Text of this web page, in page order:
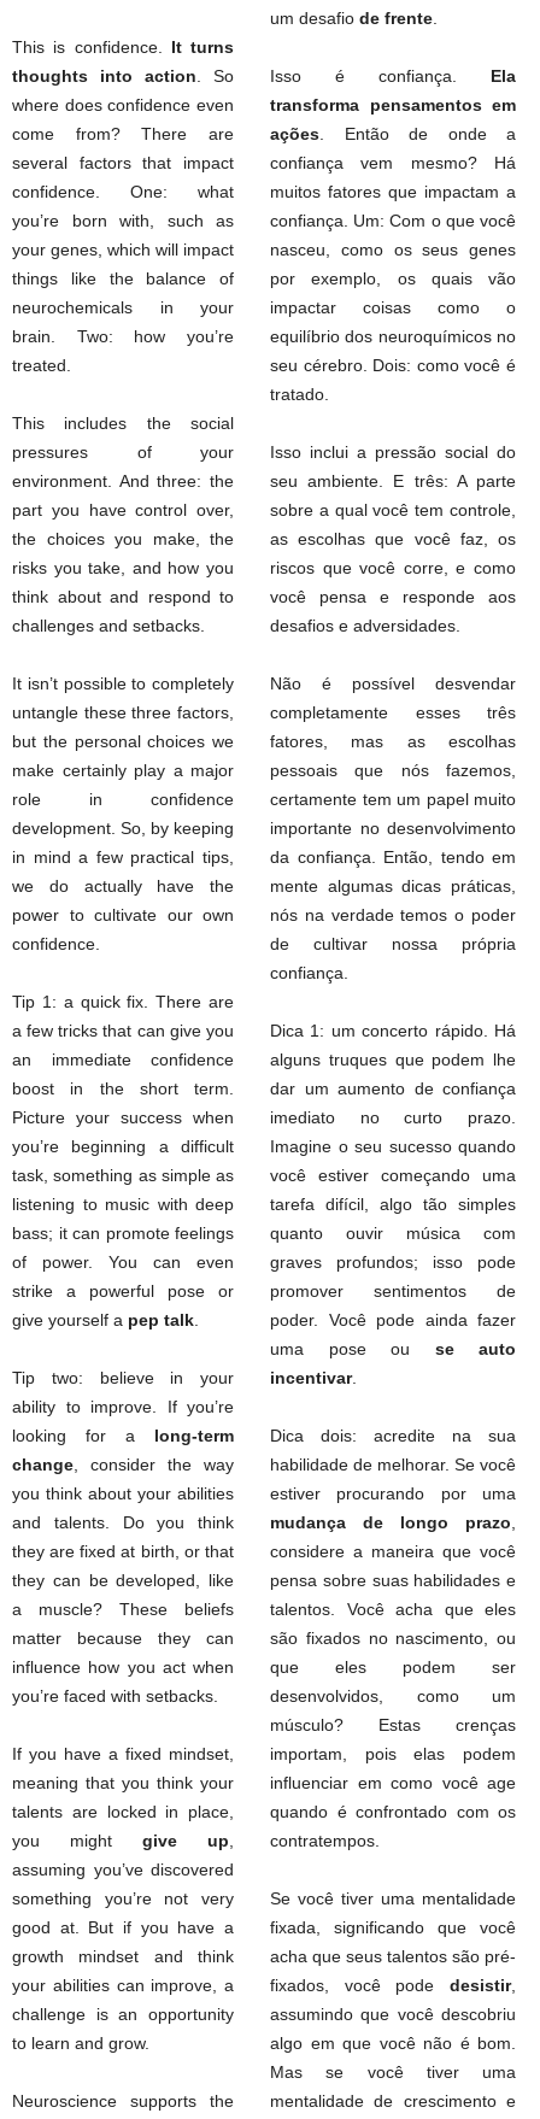
This is confidence. It turns
thoughts into action . So
where does confidence even
come from? There are
several factors that impact
confidence. One: what
you’re born with, such as
your genes, which will impact
things like the balance of
neurochemicals in your
brain. Two: how you’re
treated.
This includes the social
pressures of your
environment. And three: the
part you have control over,
the choices you make, the
risks you take, and how you
think about and respond to
challenges and setbacks.
It isn’t possible to completely
untangle these three factors,
but the personal choices we
make certainly play a major
role in confidence
development. So, by keeping
in mind a few practical tips,
we do actually have the
power to cultivate our own
confidence.
Tip 1: a quick fix. There are
a few tricks that can give you
an immediate confidence
boost in the short term.
Picture your success when
you’re beginning a difficult
task, something as simple as
listening to music with deep
bass; it can promote feelings
of power. You can even
strike a powerful pose or
give yourself a pep talk
Tip two: believe in your
ability to improve. If you’re
looking for a long-term
change , consider the way
you think about your abilities
and talents. Do you think
they are fixed at birth, or that
they can be developed, like
a muscle? These beliefs
matter because they can
influence how you act when
you’re faced with setbacks.
If you have a fixed mindset,
meaning that you think your
talents are locked in place,
you might give up
assuming you’ve discovered
something you’re not very
good at. But if you have a
growth mindset and think
your abilities can improve, a
challenge is an opportunity
to learn and grow.
Neuroscience supports the
um desafio de frente
Isso é confiança. Ela
transforma pensamentos em
ações . Então de onde a
confiança vem mesmo? Há
muitos fatores que impactam a
confiança. Um: Com o que você
nasceu, como os seus genes
por exemplo, os quais vão
impactar coisas como o
equilíbrio dos neuroquímicos no
seu cérebro. Dois: como você é
tratado.
Isso inclui a pressão social do
seu ambiente. E três: A parte
sobre a qual você tem controle,
as escolhas que você faz, os
riscos que você corre, e como
você pensa e responde aos
desafios e adversidades.
Não é possível desvendar
completamente esses três
fatores, mas as escolhas
pessoais que nós fazemos,
certamente tem um papel muito
importante no desenvolvimento
da confiança. Então, tendo em
mente algumas dicas práticas,
nós na verdade temos o poder
de cultivar nossa própria
confiança.
Dica 1: um concerto rápido. Há
alguns truques que podem lhe
dar um aumento de confiança
imediato no curto prazo.
Imagine o seu sucesso quando
você estiver começando uma
tarefa difícil, algo tão simples
quanto ouvir música com
graves profundos; isso pode
promover sentimentos de
poder. Você pode ainda fazer
uma pose ou se auto
incentivar.
Dica dois: acredite na sua
habilidade de melhorar. Se você
estiver procurando por uma
mudança de longo prazo
considere a maneira que você
pensa sobre suas habilidades e
talentos. Você acha que eles
são fixados no nascimento, ou
que eles podem ser
desenvolvidos, como um
músculo? Estas crenças
importam, pois elas podem
influenciar em como você age
quando é confrontado com os
contratempos.
Se você tiver uma mentalidade
fixada, significando que você
acha que seus talentos são pré-
fixados, você pode desistir,
assumindo que você descobriu
algo em que você não é bom.
Mas se você tiver uma
mentalidade de crescimento e